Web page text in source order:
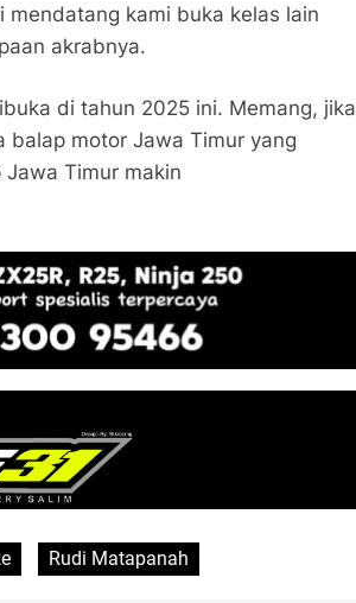
mendatang kami buka kelas lain
akrabnya.
di tahun 2025 ini. Memang, jika
motor Jawa Timur yang
Timur makin
Rudi Matapanah